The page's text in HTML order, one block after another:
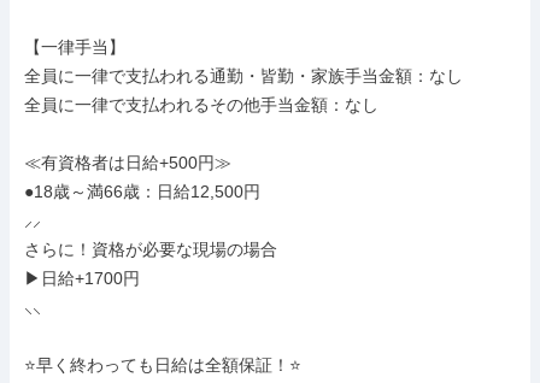
【一律手当】
全員に一律で支払われる通勤・皆勤・家族手当金額：なし
全員に一律で支払われるその他手当金額：なし
≪有資格者は日給+500円≫
●18歳～満66歳：日給12,500円
⸝⸝
さらに！資格が必要な現場の場合
▶日給+1700円
⸜⸜
⭐早く終わっても日給は全額保証！⭐